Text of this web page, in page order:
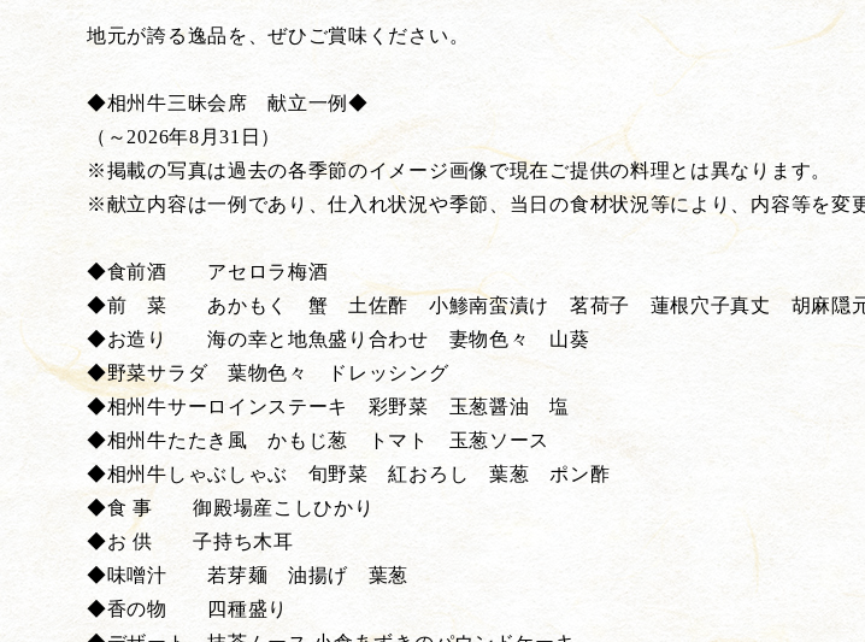
地元が誇る逸品を、ぜひご賞味ください。
◆相州牛三昧会席 献立一例◆
（～2026年8月31日）
※掲載の写真は過去の各季節のイメージ画像で現在ご提供の料理とは異なります。
※献立内容は一例であり、仕入れ状況や季節、当日の食材状況等により、内容等を変
◆食前酒 アセロラ梅酒
◆前 菜 あかもく 蟹 土佐酢 小鯵南蛮漬け 茗荷子 蓮根穴子真丈 胡麻隠
◆お造り 海の幸と地魚盛り合わせ 妻物色々 山葵
◆野菜サラダ 葉物色々 ドレッシング
◆相州牛サーロインステーキ 彩野菜 玉葱醤油 塩
◆相州牛たたき風 かもじ葱 トマト 玉葱ソース
◆相州牛しゃぶしゃぶ 旬野菜 紅おろし 葉葱 ポン酢
◆食 事 御殿場産こしひかり
◆お 供 子持ち木耳
◆味噌汁 若芽麺 油揚げ 葉葱
◆香の物 四種盛り